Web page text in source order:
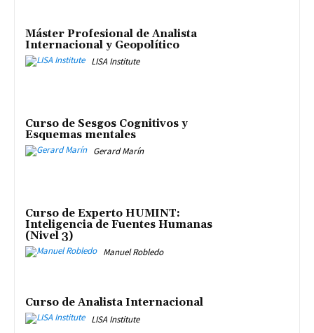
Máster Profesional de Analista
Internacional y Geopolítico
LISA Institute
Curso de Sesgos Cognitivos y
Esquemas mentales
Gerard Marín
Curso de Experto HUMINT:
Inteligencia de Fuentes Humanas
(Nivel 3)
Manuel Robledo
Curso de Analista Internacional
LISA Institute